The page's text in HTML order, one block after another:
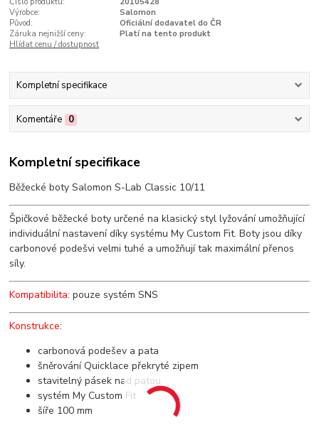
Výrobce:
Salomon
Původ:
Oficiální dodavatel do ČR
Záruka nejnižší ceny:
Platí na tento produkt
Hlídat cenu / dostupnost
Kompletní specifikace
Komentáře 0
Kompletní specifikace
Běžecké boty Salomon S-Lab Classic 10/11
Špičkové běžecké boty určené na klasický styl lyžování umožňující
individuální nastavení díky systému My Custom Fit. Boty jsou díky
carbonové podešvi velmi tuhé a umožňují tak maximální přenos
síly.
Kompatibilita: pouze systém SNS
Konstrukce:
carbonová podešev a pata
šněrování Quicklace překryté zipem
stavitelný pásek nad patou
systém My Custom Fit
šíře 100 mm